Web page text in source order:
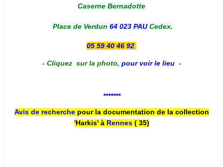
Caserne Bernadotte
Place de Verdun 64 023 PAUCedex.
05 59 40 46 92
- Cliquez sur la photo, pour voir le lieu -
*******
Avis de recherche pour la documentation de la collection
'Harkis' à Rennes( 35)